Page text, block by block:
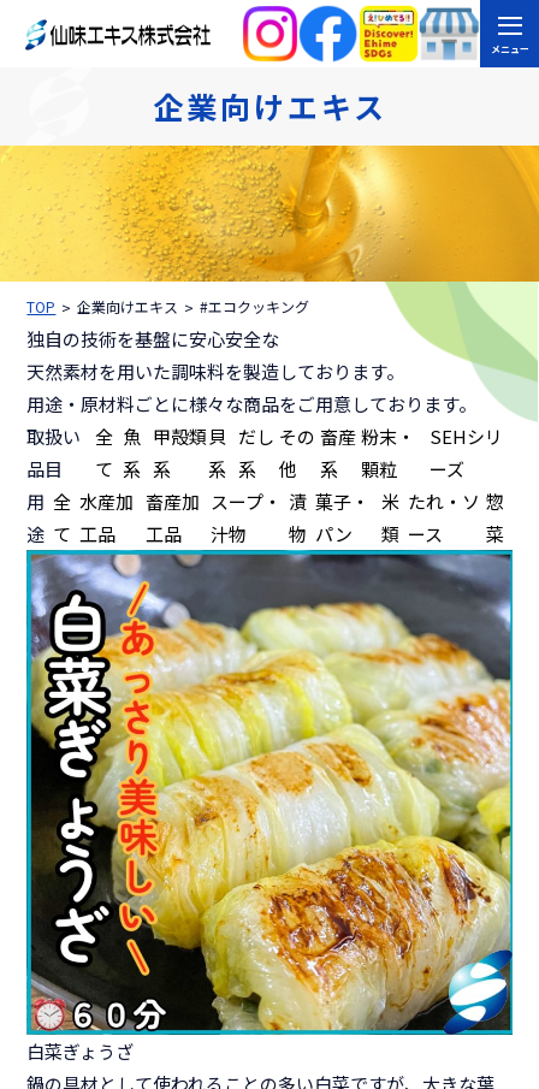
メニュー
企業向けエキス
TOP 企業向けエキス #エコクッキング
独自の技術を基盤に安心安全な
天然素材を用いた調味料を製造しております。
用途・原材料ごとに様々な商品をご用意しております。
取扱い
品目
全
て
魚
系
甲殻類
系
貝
系
だし
系
その
他
畜産
系
粉末・
顆粒
SEHシリ
ーズ
用
途
全
て
水産加
工品
畜産加
工品
スープ・
汁物
漬
物
菓子・
パン
米
類
たれ・ソ
ース
惣
菜
白菜ぎょうざ